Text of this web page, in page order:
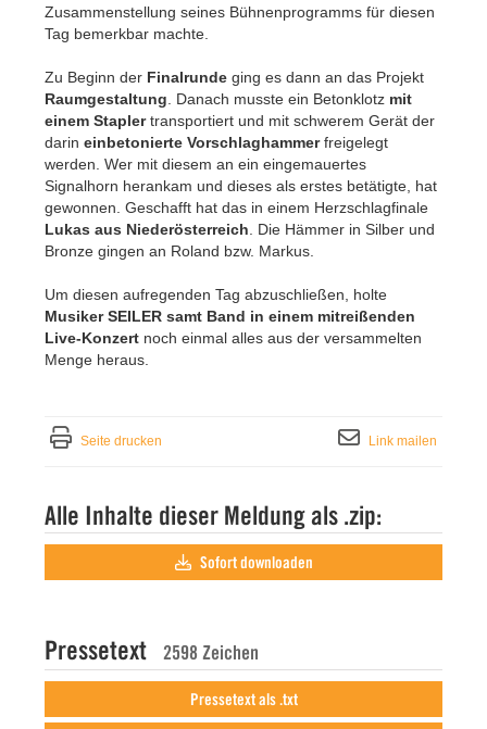
Zusammenstellung seines Bühnenprogramms für diesen
Tag bemerkbar machte.
Zu Beginn der Finalrunde ging es dann an das Projekt
Raumgestaltung . Danach musste ein Betonklotz mit
einem Staplertransportiert und mit schwerem Gerät der
darin einbetonierte Vorschlaghammerfreigelegt
werden. Wer mit diesem an ein eingemauertes
Signalhorn herankam und dieses als erstes betätigte, hat
gewonnen. Geschafft hat das in einem Herzschlagfinale
Lukas aus Niederösterreich . Die Hämmer in Silber und
Bronze gingen an Roland bzw. Markus.
Um diesen aufregenden Tag abzuschließen, holte
Musiker SEILER samt Band in einem mitreißenden
Live-Konzert noch einmal alles aus der versammelten
Menge heraus.
Seite drucken Link mailen
Alle Inhalte dieser Meldung als .zip:
Sofort downloaden
Pressetext 2598 Zeichen
Pressetext als .txt